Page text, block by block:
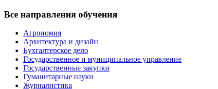
Все направления обучения
Агрономия
Архитектура и дизайн
Бухгалтерское дело
Государственное и муниципальное управление
Государственные закупки
Гуманитарные науки
Журналистика